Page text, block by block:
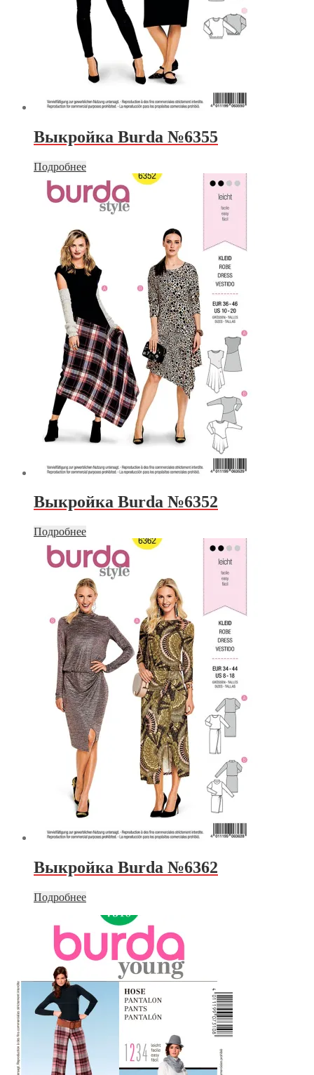
Выкройка Burda №6355
Подробнее
Выкройка Burda №6352
Подробнее
Выкройка Burda №6362
Подробнее